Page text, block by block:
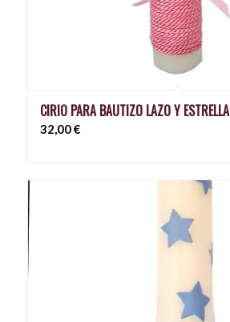
CIRIO PARA BAUTIZO LAZO Y
32,00€